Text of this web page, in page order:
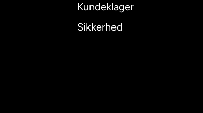
Kundeklager
Sikkerhed